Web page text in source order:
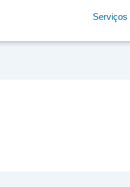
Serviços